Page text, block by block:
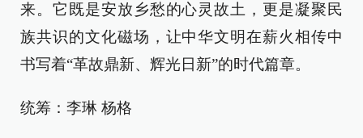
来。它既是安放乡愁的心灵故土，更是凝聚民
族共识的文化磁场，让中华文明在薪火相传中
书写着“革故鼎新、辉光日新”的时代篇章。
统筹：李琳 杨格